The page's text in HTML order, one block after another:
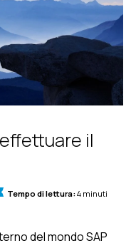
il
Tempo di lettura:4 minuti
del mondo SAP